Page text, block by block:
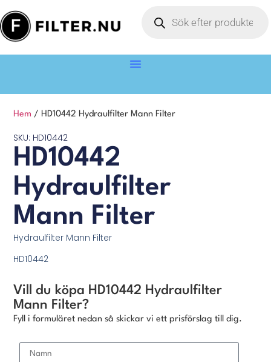
Hem / HD10442 Hydraulfilter Mann Filter
SKU: HD10442
HD10442
Hydraulfilter
Mann Filter
Hydraulfilter Mann Filter
HD10442
Vill du köpa HD10442 Hydraulfilter
Mann Filter?
Fyll i formuläret nedan så skickar vi ett prisförslag till dig.